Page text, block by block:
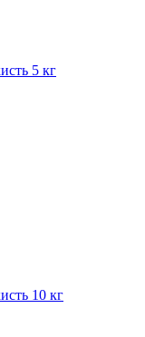
5 кг
10 кг